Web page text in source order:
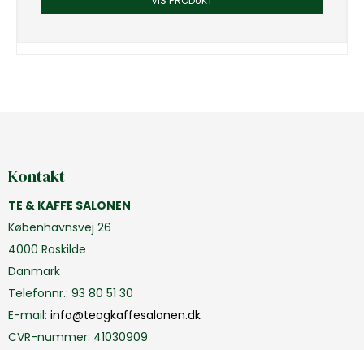
Kontakt
TE & KAFFE SALONEN
Københavnsvej 26
4000 Roskilde
Danmark
Telefonnr.: 93 80 51 30
E-mail: info@teogkaffesalonen.dk
CVR-nummer: 41030909